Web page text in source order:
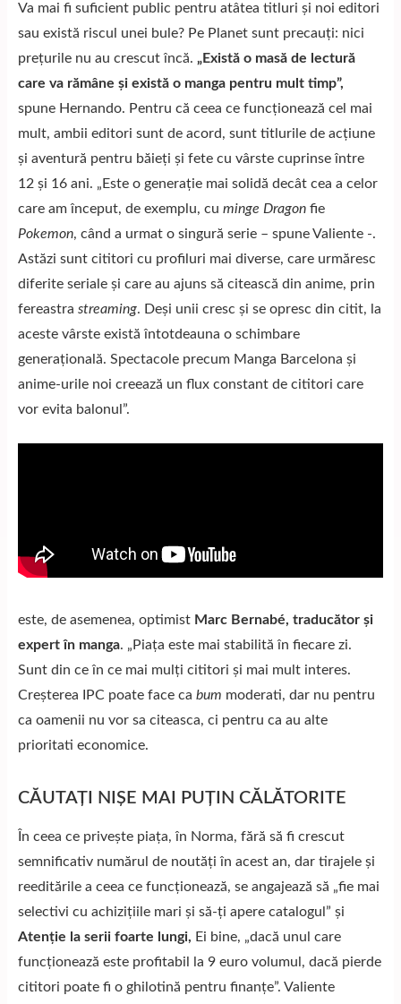
Va mai fi suficient public pentru atâtea titluri și noi editori
sau există riscul unei bule? Pe Planet sunt precauți: nici
prețurile nu au crescut încă. „Există o masă de lectură
care va rămâne și există o manga pentru mult timp”,
spune Hernando. Pentru că ceea ce funcționează cel mai
mult, ambii editori sunt de acord, sunt titlurile de acțiune
și aventură pentru băieți și fete cu vârste cuprinse între
12 și 16 ani. „Este o generație mai solidă decât cea a celor
care am început, de exemplu, cu minge Dragon fie
Pokemon, când a urmat o singură serie – spune Valiente -.
Astăzi sunt cititori cu profiluri mai diverse, care urmăresc
diferite seriale și care au ajuns să citească din anime, prin
fereastra streaming. Deși unii cresc și se opresc din citit, la
aceste vârste există întotdeauna o schimbare
generațională. Spectacole precum Manga Barcelona și
anime-urile noi creează un flux constant de cititori care
vor evita balonul”.
este, de asemenea, optimist Marc Bernabé, traducător și
expert în manga. „Piața este mai stabilită în fiecare zi.
Sunt din ce în ce mai mulți cititori și mai mult interes.
Creșterea IPC poate face ca bum moderati, dar nu pentru
ca oamenii nu vor sa citeasca, ci pentru ca au alte
prioritati economice.
CĂUTAȚI NIȘE MAI PUȚIN CĂLĂTORITE
În ceea ce privește piața, în Norma, fără să fi crescut
semnificativ numărul de noutăți în acest an, dar tirajele și
reeditările a ceea ce funcționează, se angajează să „fie mai
selectivi cu achizițiile mari și să-ți apere catalogul” și
Atenție la serii foarte lungi, Ei bine, „dacă unul care
funcționează este profitabil la 9 euro volumul, dacă pierde
cititori poate fi o ghilotină pentru finanțe”. Valiente